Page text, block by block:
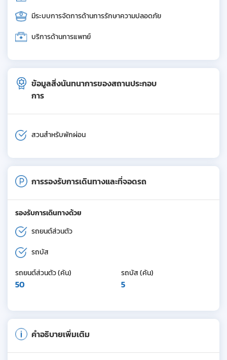
มีระบบการจัดการด้านการรักษาความปลอดภัย
บริการด้านการแพทย์
ข้อมูลสิ่งนันทนาการของสถานประกอบ
การ
สวนสำหรับพักผ่อน
การรองรับการเดินทางและที่จอดรถ
รองรับการเดินทางด้วย
รถยนต์ส่วนตัว
รถบัส
รถยนต์ส่วนตัว (คัน)
50
รถบัส (คัน)
5
คำอธิบายเพิ่มเติม